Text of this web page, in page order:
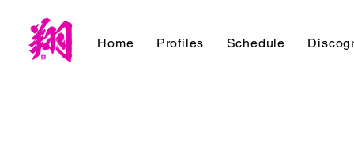
Home Profiles Schedule